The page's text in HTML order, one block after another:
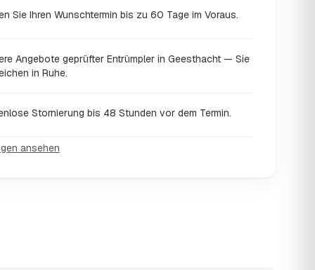
Sie Ihren Wunschtermin bis zu 60 Tage im Voraus.
Angebote geprüfter Entrümpler in Geesthacht — Sie
in Ruhe.
Stornierung bis 48 Stunden vor dem Termin.
ansehen